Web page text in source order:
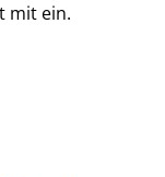
mit ein.